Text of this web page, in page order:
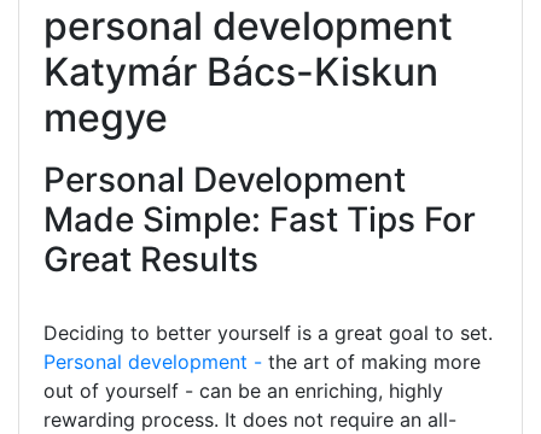
personal development
Katymár Bács-Kiskun
megye
Personal Development
Made Simple: Fast Tips For
Great Results
Deciding to better yourself is a great goal to set.
Personal development - the art of making more
out of yourself - can be an enriching, highly
rewarding process. It does not require an all-